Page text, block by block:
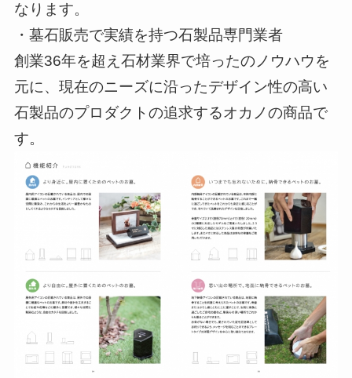
なります。
・墓石販売で実績を持つ石製品専門業者
創業36年を超え石材業界で培ったのノウハウを
元に、現在のニーズに沿ったデザイン性の高い
石製品のプロダクトの追求するオカノの商品で
す。